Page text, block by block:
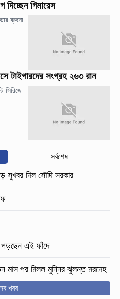
দিচ্ছেন গিমারেস
ব্রুনো
টাইগারদের সংগ্রহ ২৬৩ রান
সিরিজে
সর্বশেষ
বড় সুখবর দিল সৌদি সরকার
পড়ছেন এই ফাঁদে
মাস পর মিলল মুন্নির ঝুলন্ত মরদেহ
সব খবর